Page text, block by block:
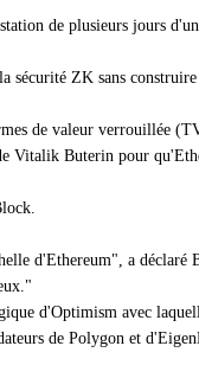
de plusieurs jours
ZK sans
de valeur verrouillée
Vitalik Buterin pour
d'Ethereum", a
d'Optimism avec
de Polygon et